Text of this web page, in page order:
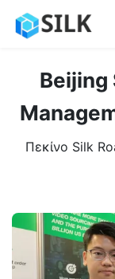
Beijing
Πεκίνο Silk